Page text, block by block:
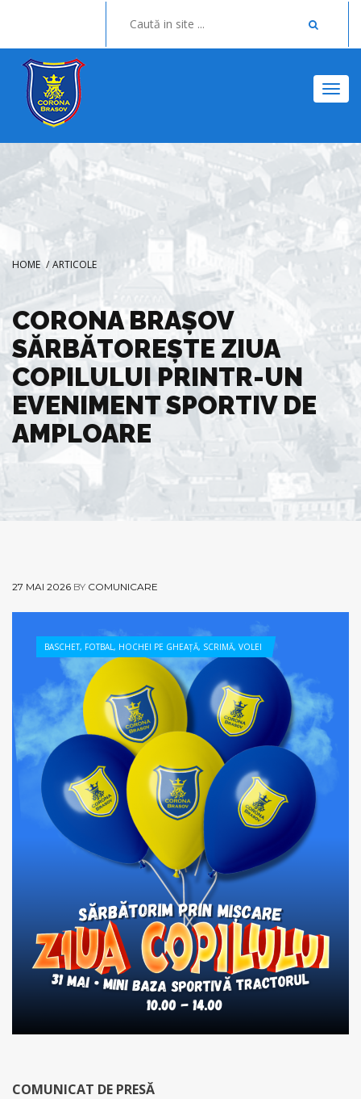
HOME / ARTICOLE
CORONA BRAȘOV
SĂRBĂTOREȘTE ZIUA
COPILULUI PRINTR-UN
EVENIMENT SPORTIV DE
AMPLOARE
27 MAI 2026 BY COMUNICARE
BASCHET, FOTBAL, HOCHEI PE GHEAȚĂ, SCRIMĂ, VOLEI
COMUNICAT DE PRESĂ